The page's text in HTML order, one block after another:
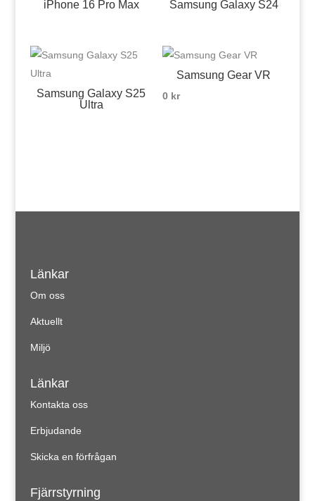
iPhone 16 Pro Max Samsung Galaxy S24
Samsung Galaxy S25
Ultra
Samsung Gear VR
0 kr
Länkar
Om oss
Aktuellt
Miljö
Länkar
Kontakta oss
Erbjudande
Skicka en förfrågan
Fjärrstyrning